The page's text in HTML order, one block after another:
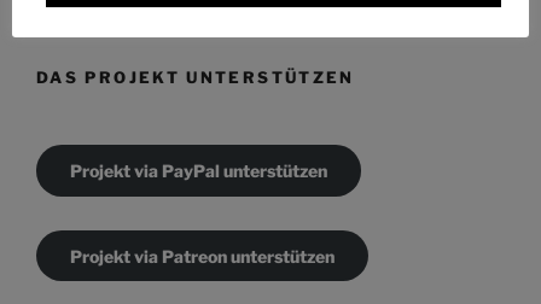
DAS PROJEKT UNTERSTÜTZEN
Projekt via PayPal unterstützen
Projekt via Patreon unterstützen